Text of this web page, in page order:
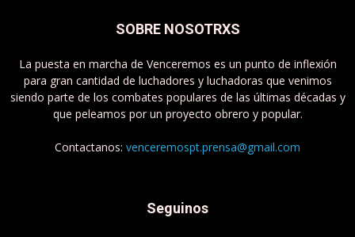
SOBRE NOSOTRXS
La puesta en marcha de Venceremos es un punto de inflexión
para gran cantidad de luchadores y luchadoras que venimos
siendo parte de los combates populares de las últimas décadas y
que peleamos por un proyecto obrero y popular.
Contactanos: venceremospt.prensa@gmail.com
Seguinos